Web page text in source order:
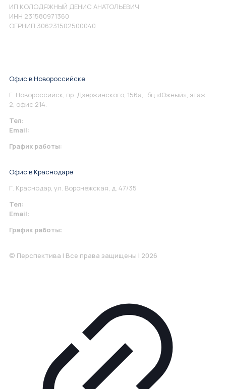
ИП КОЛОДЯЖНЫЙ ДЕНИС АНАТОЛЬЕВИЧ
ИНН 231580971360
ОГРНИП 306231502500040
Офис в Новороссийске
Г. Новороссийск, пр. Дзержинского, 156а, бц «Южный», этаж
2, офис 214.
Тел:
Email:
График работы:
Офис в Краснодаре
Г. Краснодар, ул. Воронежская, д. 47/35
Тел:
Email:
График работы:
© Перспектива | Все права защищены | 2026